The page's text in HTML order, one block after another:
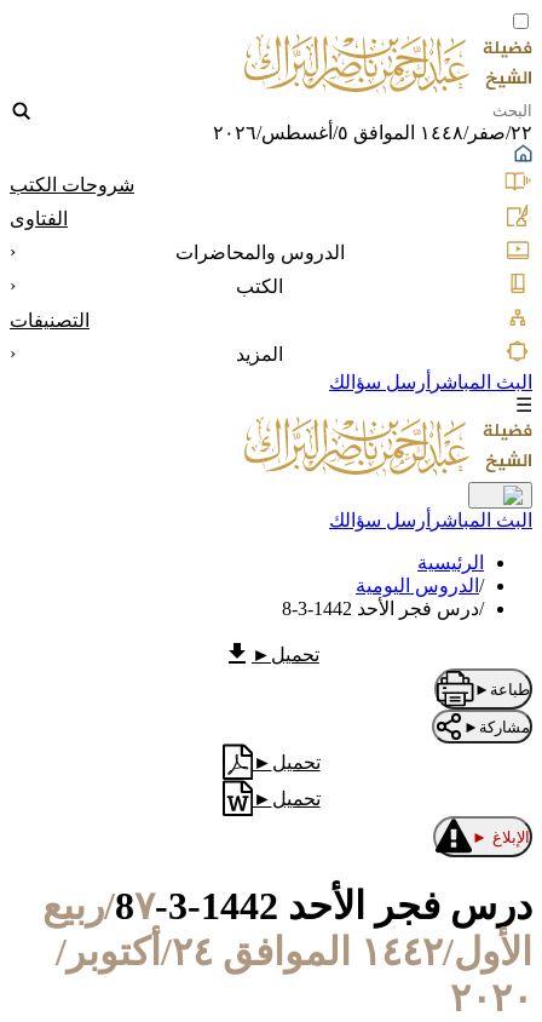
٢٢/صفر/١٤٤٨ الموافق ٥/أغسطس/٢٠٢٦
شروحات الكتب
الفتاوى
الدروس والمحاضرات
‹
الكتب
‹
التصنيفات
المزيد
‹
البث المباشر أرسل سؤالك
☰
البث المباشر أرسل سؤالك
الرئيسية
/ الدروس اليومية
/درس فجر الأحد 1442-3-8
تحميل ►
طباعة ►
مشاركة ►
تحميل ►
تحميل ►
الإبلاغ ►
درس فجر الأحد 1442-3-8
٧/ربيع
الأول/١٤٤٢ الموافق ٢٤/أكتوبر/
٢٠٢٠